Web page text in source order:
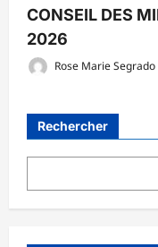
CONSEIL DES
2026
Rose Marie Segrado
Rechercher